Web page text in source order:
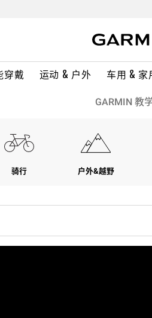
穿戴 运动 & 户外 车用 & 家
GARMIN 教
骑行 户外&越野